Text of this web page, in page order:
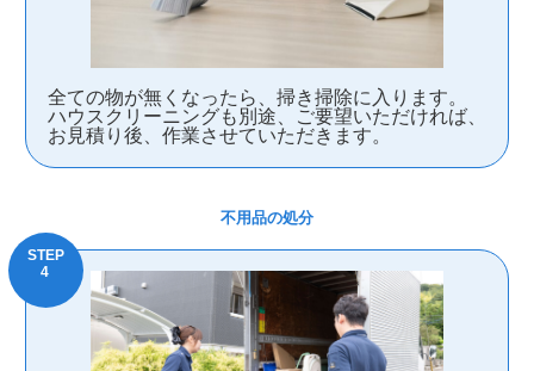
全ての物が無くなったら、掃き掃除に入ります。
ハウスクリーニングも別途、ご要望いただければ、
お見積り後、作業させていただきます。
不用品の処分